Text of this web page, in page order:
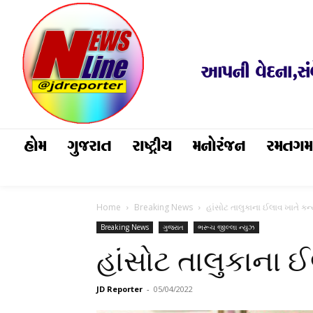
આપની
હોમ ગુજરાત રાષ્ટ્રીય મનોરંજન
Home Breaking News હાંસોટ તાલુકાના ઈલાવ ખાતે
Breaking News ગુજરાત ભરૂચ જીલ્લા ન્યુઝ
હાંસોટ તાલુકાના
JD Reporter - 05/04/2022